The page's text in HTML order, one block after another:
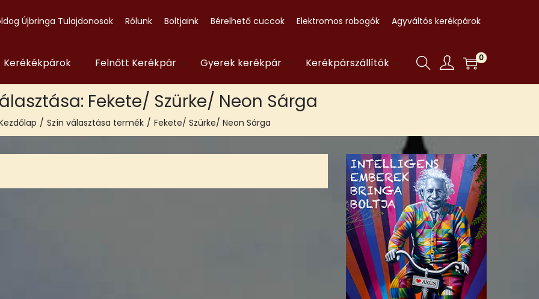
Újbringa Tulajdonosok Rólunk Boltjaink Bérelhető cuccok Elektromos robogók Agyváltós kerékpárok
Kerékékpárok Felnőtt Kerékpár Gyerek kerékpár Kerékpárszállítók 0
Fekete/ Szürke/ Neon Sárga
/ Szín választása termék / Fekete/ Szürke/ Neon Sárga